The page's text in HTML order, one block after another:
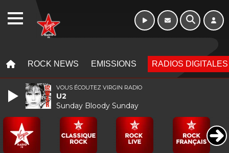
ROCK NEWS EMISSIONS RADIOS DIGITALES
VOUS ÉCOUTEZ VIRGIN RADIO
U2
Sunday Bloody Sunday
WEBRADIO